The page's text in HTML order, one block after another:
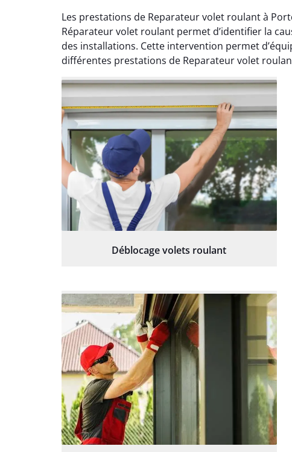
Les prestations de Reparateur volet roulant à
Réparateur volet roulant permet d’identifier la
des installations. Cette intervention permet
différentes prestations de Reparateur volet
Déblocage volets roulant